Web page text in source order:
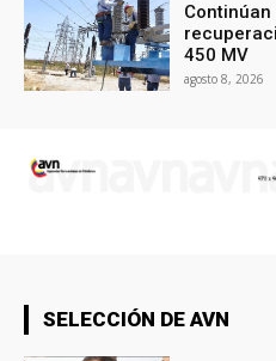
450 MV
agosto 8, 2026
SELECCIÓN DE AVN